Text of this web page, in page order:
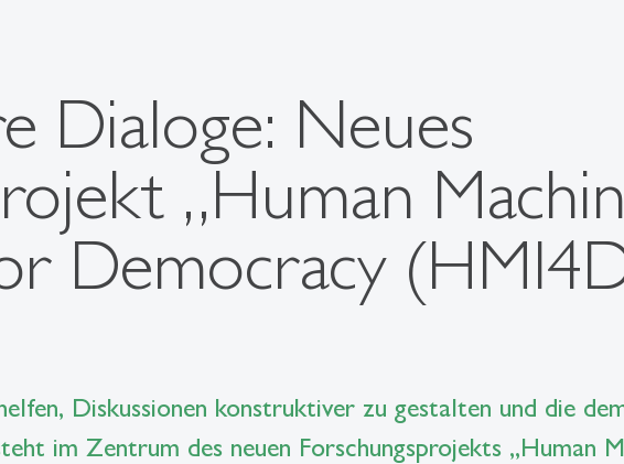
Dialoge: Neues
„Human
Democracy
Diskussionen konstruktiver zu gestalten und die
im Zentrum des neuen Forschungsprojekts „Human